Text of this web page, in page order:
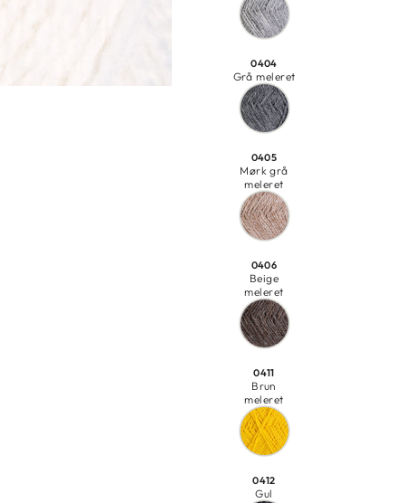
0404
Grå meleret
0405
Mørk grå
meleret
0406
Beige
meleret
0411
Brun
meleret
0412
Gul